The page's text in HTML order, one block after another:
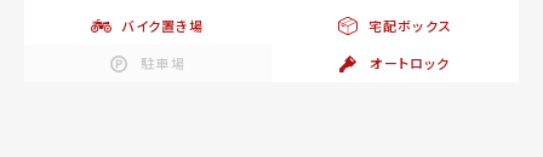
バイク置き場
宅配ボックス
駐車場
オートロック